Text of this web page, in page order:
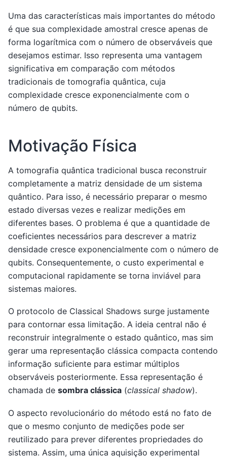
Uma das características mais importantes do método
é que sua complexidade amostral cresce apenas de
forma logarítmica com o número de observáveis que
desejamos estimar. Isso representa uma vantagem
significativa em comparação com métodos
tradicionais de tomografia quântica, cuja
complexidade cresce exponencialmente com o
número de qubits.
Motivação Física
A tomografia quântica tradicional busca reconstruir
completamente a matriz densidade de um sistema
quântico. Para isso, é necessário preparar o mesmo
estado diversas vezes e realizar medições em
diferentes bases. O problema é que a quantidade de
coeficientes necessários para descrever a matriz
densidade cresce exponencialmente com o número de
qubits. Consequentemente, o custo experimental e
computacional rapidamente se torna inviável para
sistemas maiores.
O protocolo de Classical Shadows surge justamente
para contornar essa limitação. A ideia central não é
reconstruir integralmente o estado quântico, mas sim
gerar uma representação clássica compacta contendo
informação suficiente para estimar múltiplos
observáveis posteriormente. Essa representação é
chamada de sombra clássica (classical shadow).
O aspecto revolucionário do método está no fato de
que o mesmo conjunto de medições pode ser
reutilizado para prever diferentes propriedades do
sistema. Assim, uma única aquisição experimental